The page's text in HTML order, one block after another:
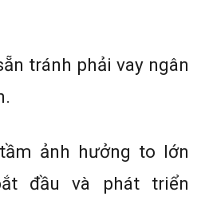
tránh phải vay ngân
ảnh hưởng to lớn
đầu và phát triển